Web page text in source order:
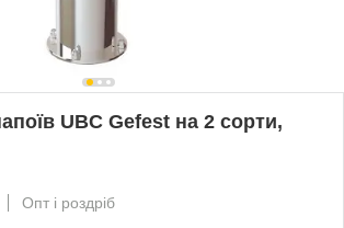
UBC Gefest на 2 сорти,
Опт і роздріб